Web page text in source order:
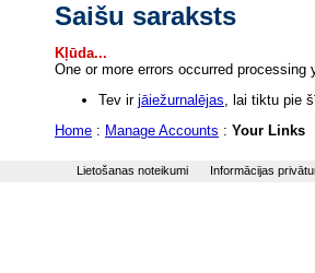
Saišu saraksts
Kļūda...
One or more errors occurred
Tev ir jāiežurnalējas, lai tiktu pie
Home : Manage Accounts : Your Links
Lietošanas noteikumi Informācijas